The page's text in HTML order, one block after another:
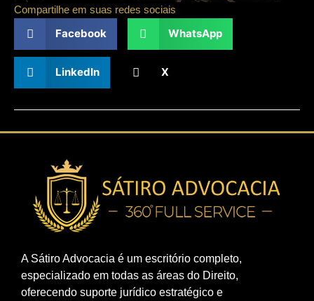
Compartilhe em suas redes sociais
Facebook WhatsApp
LinkedIn X
A Sátiro Advocacia é um escritório completo,
especializado em todas as áreas do Direito,
oferecendo suporte jurídico estratégico e